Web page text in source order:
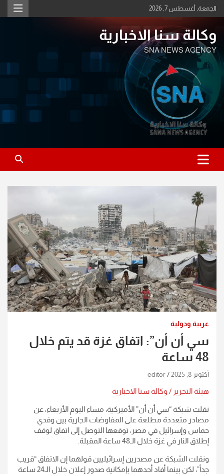
Skip
to
الجمعة, أغسطس 7, 2026
وكالة سنا الاخبارية
SNA NEWS AGENCY
عربية ودولية
سي أن أن”: اتفاق غزة قد يتم خلال
48 ساعة
أكتوبر 8, 2025 editor
هيئة التحرير / وكالة سنا الاخبارية
نقلت شبكة “سي أن أن” الأميركية، مساء اليوم الأربعاء، عن
مصادر متعددة مطلعة على المفاوضات الجارية بين وفدي
حماس وإسرائيل في مصر، توقعها التوصل إلى اتفاق لوقف
إطلاق النار في غزة خلال الـ48 ساعة المقبلة.
ونقلت الشبكة عن مصدرين إسرائيليين قولهما إن الاتفاق “قريب
جداً”، لكن بينما أفاد أحدهما بإمكانية صدور إعلان خلال الـ24 ساعة